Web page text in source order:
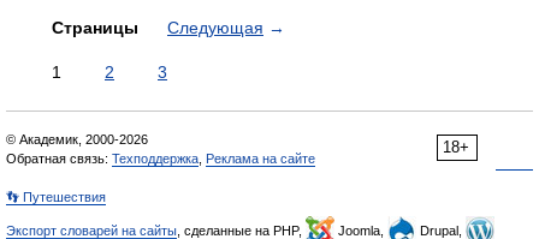
Страницы Следующая →
1 2 3
18+
© Академик, 2000-2026
Обратная связь: Техподдержка Реклама на сайте
👣 Путешествия
Экспорт словарей на сайты , сделанные на PHP, Joomla,
Drupal,